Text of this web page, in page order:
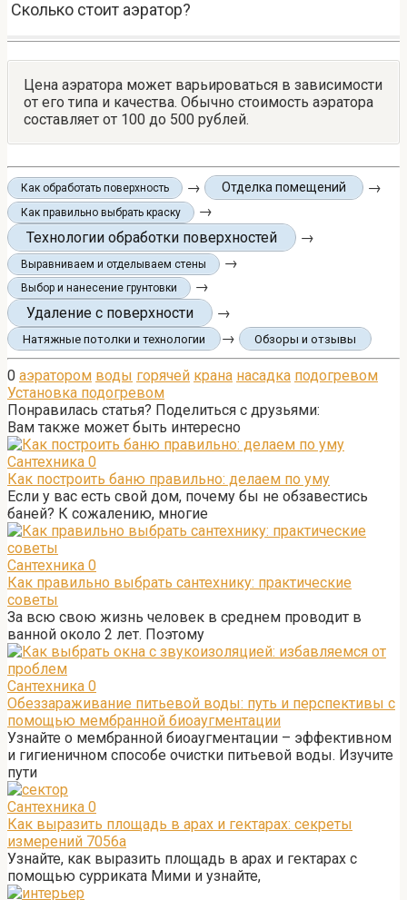
Сколько стоит аэратор?
Цена аэратора может варьироваться в зависимости
от его типа и качества. Обычно стоимость аэратора
составляет от 100 до 500 рублей.
Как обработать поверхность → Отделка помещений →
Как правильно выбрать краску
→
Технологии обработки поверхностей
→
Выравниваем и отделываем стены →
Выбор и нанесение грунтовки
→
Удаление с поверхности
→
Натяжные потолки и технологии → Обзоры и отзывы
0 аэратором воды горячей крана насадка подогревом
Установка подогревом
Понравилась статья? Поделиться с друзьями:
Вам также может быть интересно
Сантехника 0
Как построить баню правильно: делаем по уму
Если у вас есть свой дом, почему бы не обзавестись
баней? К сожалению, многие
Сантехника 0
Как правильно выбрать сантехнику: практические
советы
За всю свою жизнь человек в среднем проводит в
ванной около 2 лет. Поэтому
Сантехника 0
Обеззараживание питьевой воды: путь и перспективы с
помощью мембранной биоаугментации
Узнайте о мембранной биоаугментации – эффективном
и гигиеничном способе очистки питьевой воды. Изучите
пути
Сантехника 0
Как выразить площадь в арах и гектарах: секреты
измерений 7056а
Узнайте, как выразить площадь в арах и гектарах с
помощью сурриката Мими и узнайте,